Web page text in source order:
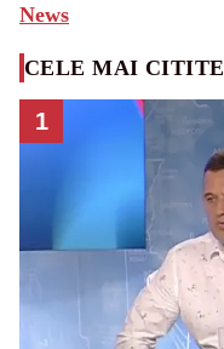
News
CELE MAI CITITE
1